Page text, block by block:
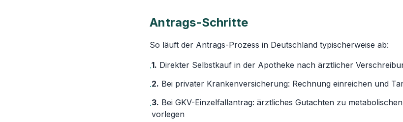
Antrags-Schritte
So läuft der Antrags-Prozess in Deutschland typischerweise ab:
·1. Direkter Selbstkauf in der Apotheke nach ärztlicher
·2. Bei privater Krankenversicherung: Rechnung einreichen und
·3. Bei GKV-Einzelfallantrag: ärztliches Gutachten zu
vorlegen